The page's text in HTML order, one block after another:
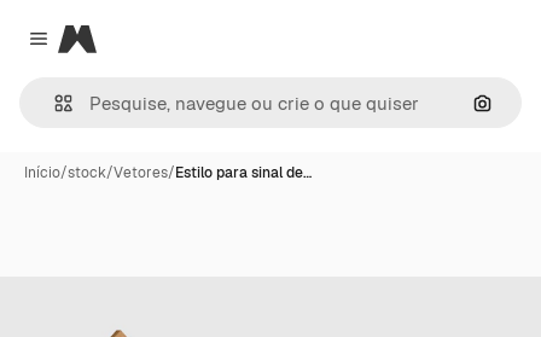
Close menu
Magnific
Início/stock/Vetores/Estilo para sinal de…